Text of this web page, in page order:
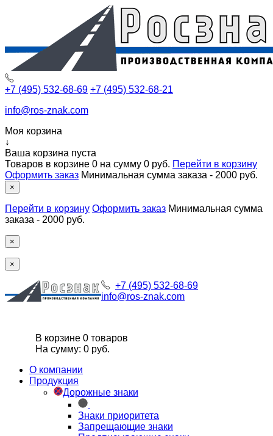
+7 (495) 532-68-69 +7 (495) 532-68-21
info@ros-znak.com
Моя корзина
↓
Ваша корзина пуста
Товаров в корзине 0 на сумму 0 руб. Перейти в корзину
Оформить заказ Минимальная сумма заказа - 2000 руб.
×
Перейти в корзину Оформить заказ Минимальная сумма
заказа - 2000 руб.
×
×
+7 (495) 532-68-69
info@ros-znak.com
В корзине 0 товаров
На сумму: 0 руб.
О компании
Продукция
Дорожные знаки
Знаки приоритета
Запрещающие знаки